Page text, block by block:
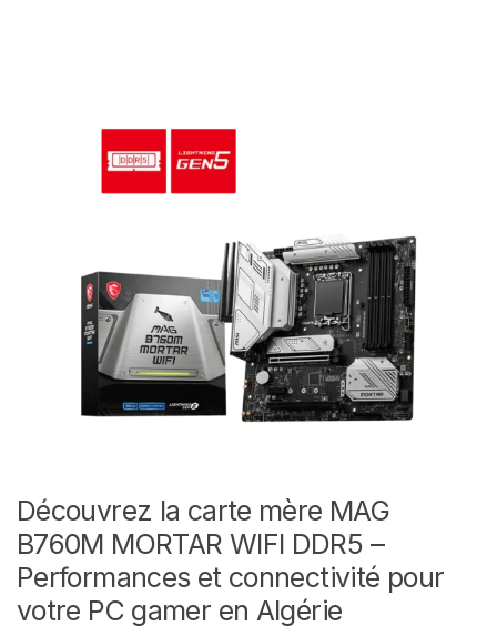
Découvrez la carte mère MAG
B760M MORTAR WIFI DDR5 –
Performances et connectivité pour
votre PC gamer en Algérie